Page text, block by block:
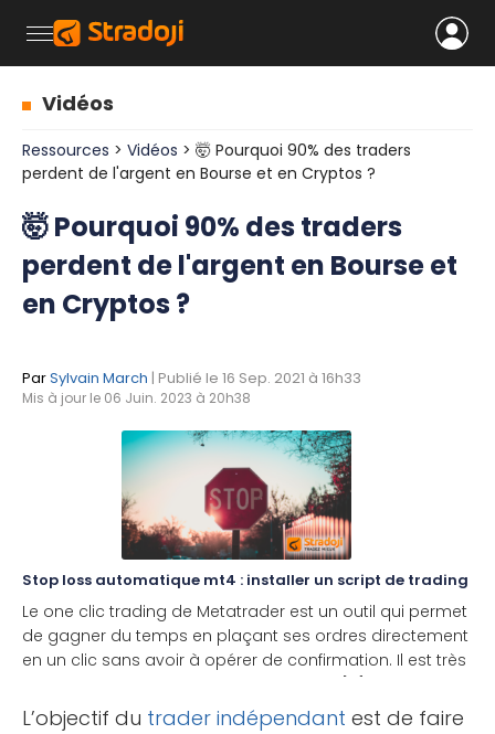
Vidéos
Ressources > Vidéos > 🤯 Pourquoi 90% des traders
perdent de l'argent en Bourse et en Cryptos ?
🤯 Pourquoi 90% des traders
perdent de l'argent en Bourse et
en Cryptos ?
ParSylvain March | Publié le 16 Sep. 2021 à 16h33
Mis à jour le 06 Juin. 2023 à 20h38
Stop loss automatique mt4 : installer un script de trading
Le one clic trading de Metatrader est un outil qui permet
de gagner du temps en plaçant ses ordres directement
en un clic sans avoir à opérer de confirmation. Il est très
L’objectif du trader indépendant est de faire